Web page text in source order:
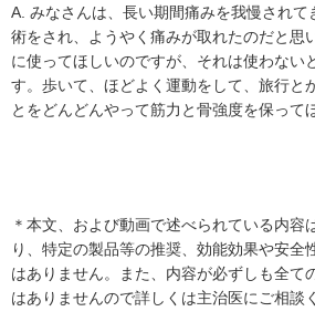
A. みなさんは、長い期間痛みを我慢され
術をされ、ようやく痛みが取れたのだと思
に使ってほしいのですが、それは使わない
す。歩いて、ほどよく運動をして、旅行と
とをどんどんやって筋力と骨強度を保って
＊本文、および動画で述べられている内容
り、特定の製品等の推奨、効能効果や安全
はありません。また、内容が必ずしも全て
はありませんので詳しくは主治医にご相談